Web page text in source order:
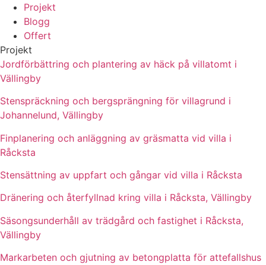
Projekt
Blogg
Offert
Projekt
Jordförbättring och plantering av häck på villatomt i
Vällingby
Stenspräckning och bergsprängning för villagrund i
Johannelund, Vällingby
Finplanering och anläggning av gräsmatta vid villa i
Råcksta
Stensättning av uppfart och gångar vid villa i Råcksta
Dränering och återfyllnad kring villa i Råcksta, Vällingby
Säsongsunderhåll av trädgård och fastighet i Råcksta,
Vällingby
Markarbeten och gjutning av betongplatta för attefallshus